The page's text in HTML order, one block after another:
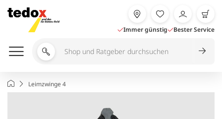
Inhalt
springen
Immer günstig Bester Service
Shop
durchsuchen
StartseiteLeimzwinge 4